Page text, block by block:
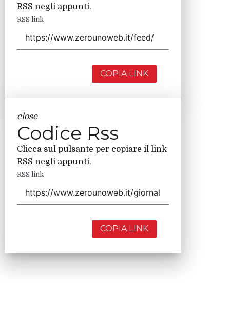
RSS negli appunti.
RSS link
COPIA LINK
close
Codice Rss
Clicca sul pulsante per copiare il link
RSS negli appunti.
RSS link
COPIA LINK